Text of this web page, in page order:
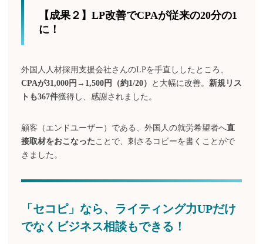
【成果２】LP改善でCPAが従来の20分の1
に！
外国人人材採用支援会社さんのLPを手直ししたところ、
CPAが31,000円→1,500円（約1/20）
と大幅に改善。 新規リス
トも367件獲得し、感謝されました。
顧客（エンドユーザー）である、外国人の就労希望者へ直
接取材をおこなったことで、刺さるコピーを書くことがで
きました。
「セコピ」なら、ライティング力UPだけ
でなくビジネス相談もできる！